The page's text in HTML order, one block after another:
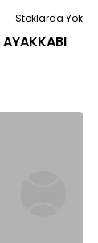
Stoklarda Yok